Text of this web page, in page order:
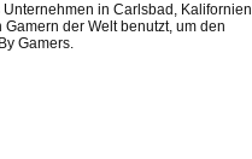
in Carlsbad, Kalifornien
der Welt benutzt, um den
Gamers.